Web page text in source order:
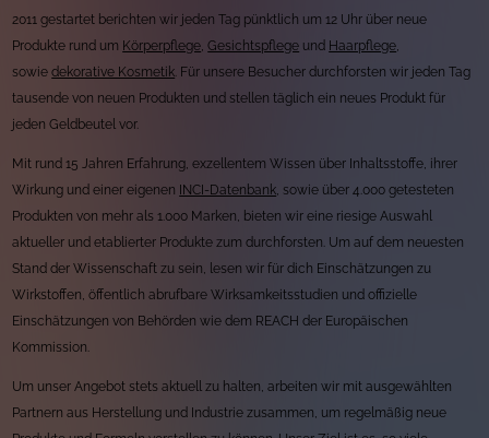
2011 gestartet berichten wir jeden Tag pünktlich um 12 Uhr über neue
Produkte rund um Körperpflege,Gesichtspflege und Haarpflege,
sowiedekorative Kosmetik. Für unsere Besucher durchforsten wir jeden Tag
tausende von neuen Produkten und stellen täglich ein neues Produkt für
jeden Geldbeutel vor.
Mit rund 15 Jahren Erfahrung, exzellentem Wissen über Inhaltsstoffe, ihrer
Wirkung und einer eigenen
INCI-Datenbank, sowie über 4.000 getesteten
Produkten von mehr als 1.000 Marken, bieten wir eine riesige Auswahl
aktueller und etablierter Produkte zum durchforsten. Um auf dem neuesten
Stand der Wissenschaft zu sein, lesen wir für dich Einschätzungen zu
Wirkstoffen, öffentlich abrufbare Wirksamkeitsstudien und offizielle
Einschätzungen von Behörden wie dem REACH der Europäischen
Kommission.
Um unser Angebot stets aktuell zu halten, arbeiten wir mit ausgewählten
Partnern aus Herstellung und Industrie zusammen, um regelmäßig neue